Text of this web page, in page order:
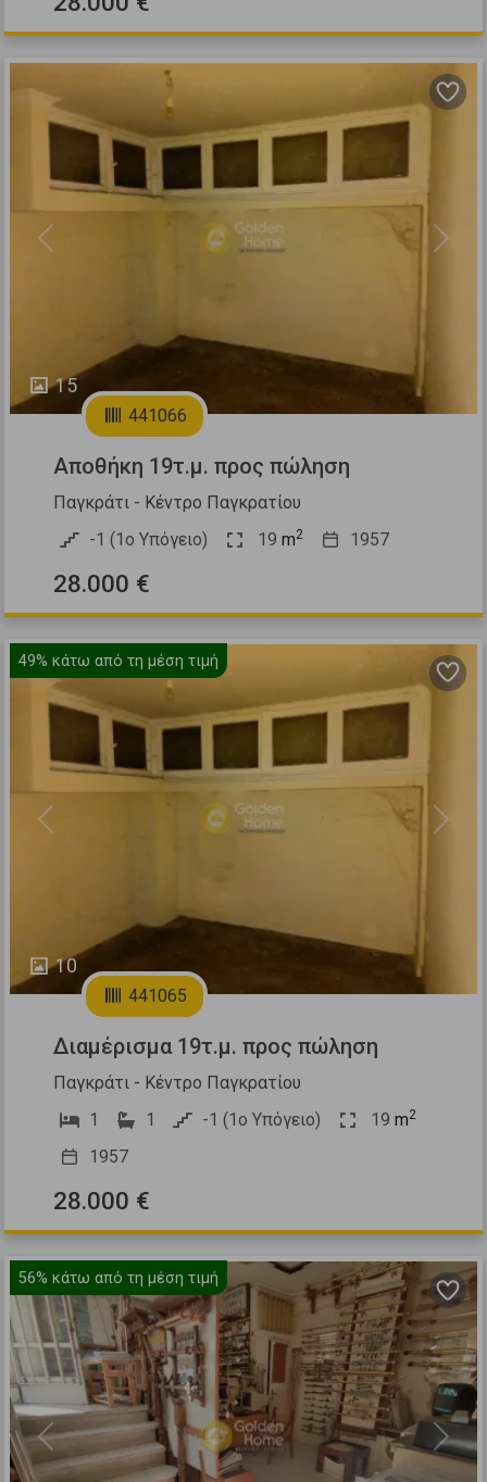
15
Previous Next
441066
Αποθήκη 19τ.μ. προς πώληση
Παγκράτι - Κέντρο Παγκρατίου
-1 (1ο Υπόγειο)
19 m2 1957
28.000 €
49% κάτω από τη μέση τιμή
10
Previous Next
441065
Διαμέρισμα 19τ.μ. προς πώληση
Παγκράτι - Κέντρο Παγκρατίου
1
1 -1 (1ο Υπόγειο) 19 m2
1957
28.000 €
56% κάτω από τη μέση τιμή
Previous Next